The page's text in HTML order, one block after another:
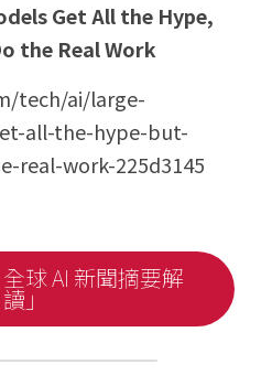
Get All the Hype,
the Real Work
tech/ai/large-
all-the-hype-but-
real-work-225d3145
球 AI 新聞摘要解
讀」